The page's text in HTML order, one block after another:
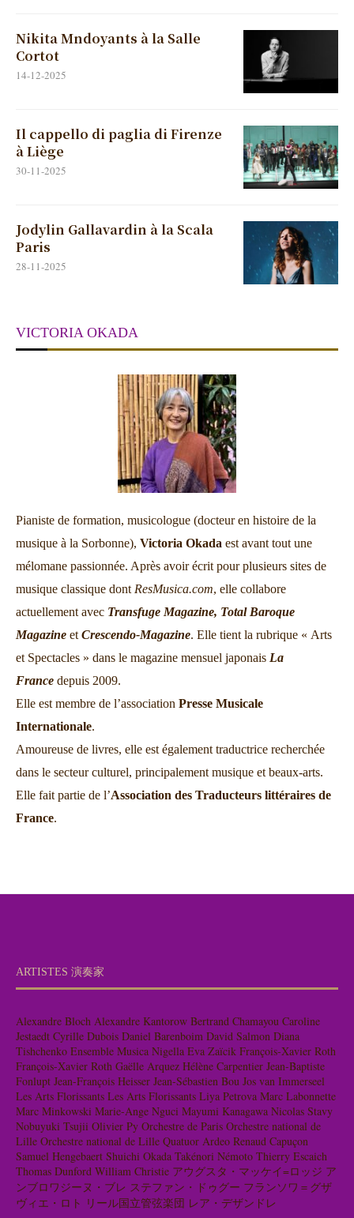
Nikita Mndoyants à la Salle
Cortot
14-12-2025
Il cappello di paglia di Firenze
à Liège
30-11-2025
Jodylin Gallavardin à la Scala
Paris
28-11-2025
VICTORIA OKADA
Pianiste de formation, musicologue (docteur en histoire de la
musique à la Sorbonne), Victoria Okada est avant tout une
mélomane passionnée. Après avoir écrit pour plusieurs sites de
musique classique dont ResMusica.com, elle collabore
actuellement avec Transfuge Magazine, Total Baroque
Magazine et Crescendo-Magazine. Elle tient la rubrique « Arts
et Spectacles » dans le magazine mensuel japonais La
France depuis 2009.
Elle est membre de l’association Presse Musicale
Internationale.
Amoureuse de livres, elle est également traductrice recherchée
dans le secteur culturel, principalement musique et beaux-arts.
Elle fait partie de l’Association des Traducteurs littéraires de
France.
ARTISTES 演奏家
Alexandre Bloch Alexandre Kantorow Bertrand Chamayou Caroline
Jestaedt Cyrille Dubois Daniel Barenboim David Salmon Diana
Tishchenko Ensemble Musica Nigella Eva Zaïcik François-Xavier Roth
François-Xavier Roth Gaëlle Arquez Hélène Carpentier Jean-Baptiste
Fonlupt Jean-François Heisser Jean-Sébastien Bou Jos van Immerseel
Les Arts Florissants Les Arts Florissants Liya Petrova Marc Labonnette
Marc Minkowski Marie-Ange Nguci Mayumi Kanagawa Nicolas Stavy
Nobuyuki Tsujii Olivier Py Orchestre de Paris Orchestre national de
Lille Orchestre national de Lille Quatuor Ardeo Renaud Capuçon
Samuel Hengebaert Shuichi Okada Takénori Némoto Thierry Escaich
Thomas Dunford William Christie アウグスタ・マッケイ=ロッジ ア
ンブロワジーヌ・ブレ ステファン・ドゥグー フランソワ＝グザ
ヴィエ・ロト リール国立管弦楽団 レア・デザンドレ